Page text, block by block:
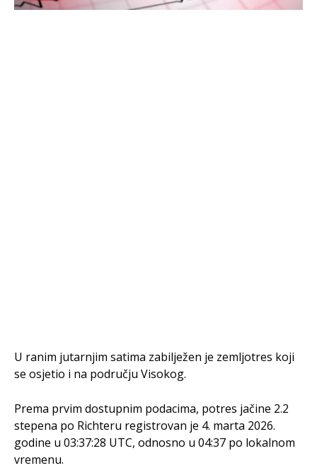
U ranim jutarnjim satima zabilježen je zemljotres koji
se osjetio i na području Visokog.
Prema prvim dostupnim podacima, potres jačine 2.2
stepena po Richteru registrovan je 4. marta 2026.
godine u 03:37:28 UTC, odnosno u 04:37 po lokalnom
vremenu.